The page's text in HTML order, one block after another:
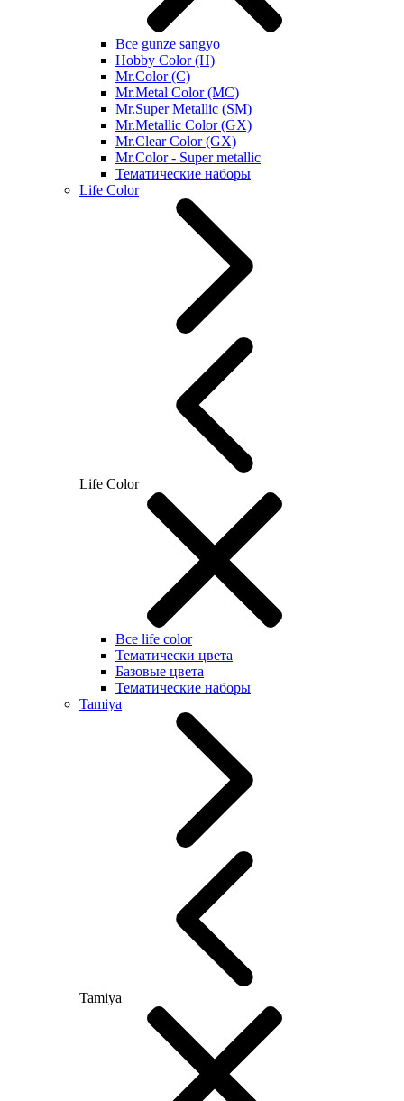
Все gunze sangyo
Hobby Color (H)
Mr.Color (C)
Mr.Metal Color (MC)
Mr.Super Metallic (SM)
Mr.Metallic Color (GX)
Mr.Clear Color (GX)
Mr.Color - Super metallic
Тематические наборы
Life Color
Life Color
Все life color
Тематически цвета
Базовые цвета
Тематические наборы
Tamiya
Tamiya